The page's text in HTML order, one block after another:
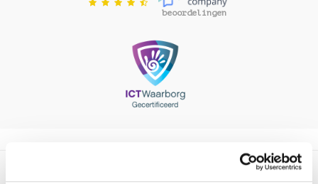
beoordelingen